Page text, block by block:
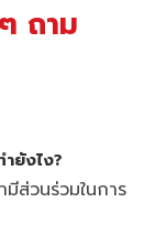
ถาม
ยังไง?
มีส่วนร่วมในการ